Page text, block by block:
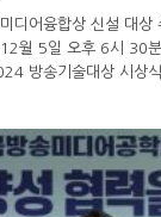
디어융합상 신설 대상
월 5일 오후 6시 30
방송기술대상 시상식